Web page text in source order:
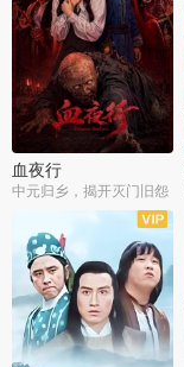
血夜行
中元归乡，揭开灭门旧怨